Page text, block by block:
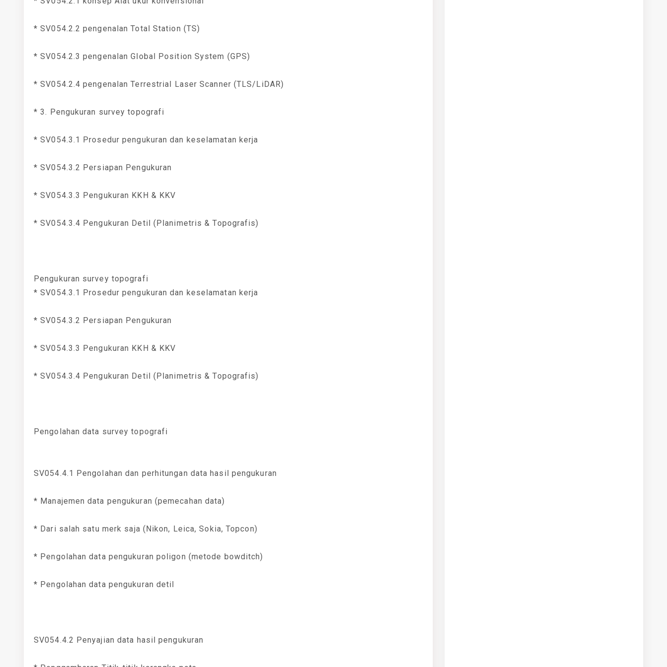
* SV054.2.2 pengenalan Total Station (TS)
* SV054.2.3 pengenalan Global Position System (GPS)
* SV054.2.4 pengenalan Terrestrial Laser Scanner (TLS/LiDAR)
* 3. Pengukuran survey topografi
* SV054.3.1 Prosedur pengukuran dan keselamatan kerja
* SV054.3.2 Persiapan Pengukuran
* SV054.3.3 Pengukuran KKH & KKV
* SV054.3.4 Pengukuran Detil (Planimetris & Topografis)
Pengukuran survey topografi
* SV054.3.1 Prosedur pengukuran dan keselamatan kerja
* SV054.3.2 Persiapan Pengukuran
* SV054.3.3 Pengukuran KKH & KKV
* SV054.3.4 Pengukuran Detil (Planimetris & Topografis)
Pengolahan data survey topografi
SV054.4.1 Pengolahan dan perhitungan data hasil pengukuran
* Manajemen data pengukuran (pemecahan data)
* Dari salah satu merk saja (Nikon, Leica, Sokia, Topcon)
* Pengolahan data pengukuran poligon (metode bowditch)
* Pengolahan data pengukuran detil
SV054.4.2 Penyajian data hasil pengukuran